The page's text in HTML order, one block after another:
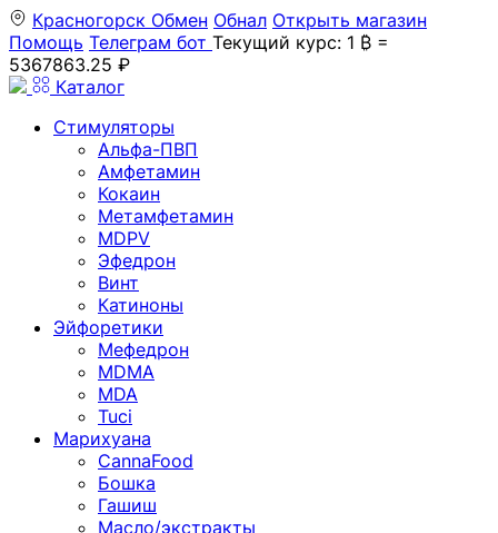
Красногорск Обмен Обнал Открыть магазин
Помощь Телеграм бот Текущий курс: 1 ₿ =
5367863.25 ₽
Каталог
Стимуляторы
Альфа-ПВП
Амфетамин
Кокаин
Метамфетамин
MDPV
Эфедрон
Винт
Катиноны
Эйфоретики
Мефедрон
MDMA
MDA
Tuci
Марихуана
CannaFood
Бошка
Гашиш
Масло/экстракты